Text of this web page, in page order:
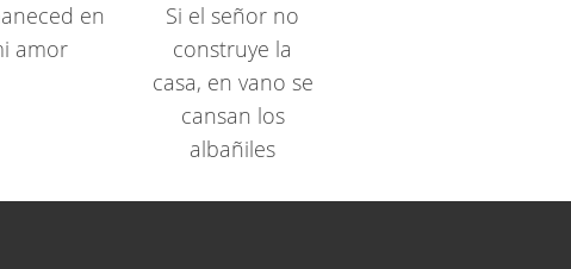
en
amor
Si el señor no
construye la
casa, en vano se
cansan los
albañiles